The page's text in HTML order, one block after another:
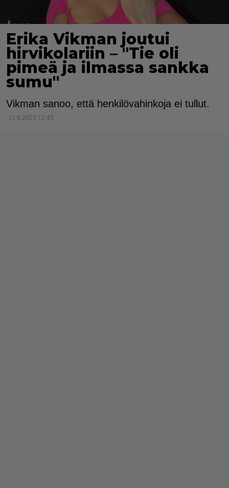
Erika Vikman joutui
hirvikolariin – "Tie oli
pimeä ja ilmassa sankka
sumu"
Vikman sanoo, että henkilövahinkoja ei tullut.
12.9.2023 12:45